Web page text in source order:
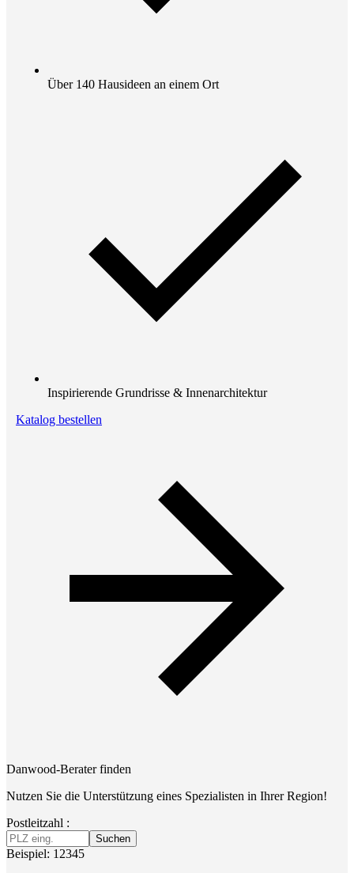
Über 140 Hausideen an einem Ort
Inspirierende Grundrisse & Innenarchitektur
Katalog bestellen
Danwood-Berater finden
Nutzen Sie die Unterstützung eines Spezialisten in Ihrer Region!
Postleitzahl :
Suchen
Beispiel: 12345